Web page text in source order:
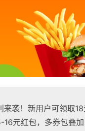
来袭！新用户可领取
元红包，多券包叠